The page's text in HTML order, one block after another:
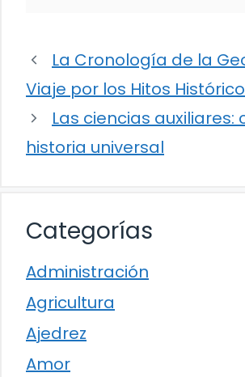
La Cronología de la
Viaje por los Hitos
Las ciencias auxiliares:
historia universal
Categorías
Administración
Agricultura
Ajedrez
Amor